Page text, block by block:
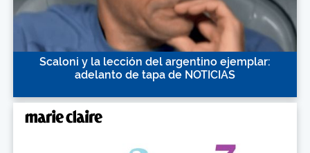
Scaloni y la lección del argentino ejemplar:
adelanto de tapa de NOTICIAS